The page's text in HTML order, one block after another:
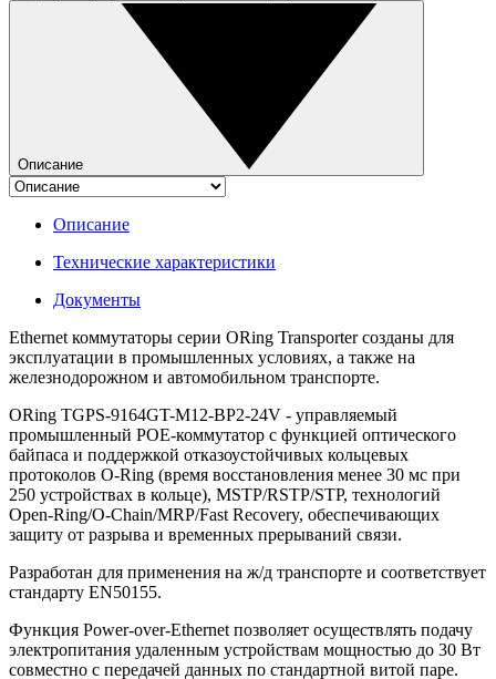
Описание
Описание
Технические характеристики
Документы
Ethernet коммутаторы серии ORing Transporter созданы для
эксплуатации в промышленных условиях, а также на
железнодорожном и автомобильном транспорте.
ORing TGPS-9164GT-M12-BP2-24V - управляемый
промышленный РОЕ-коммутатор c функцией оптического
байпаса и поддержкой отказоустойчивых кольцевых
протоколов O-Ring (время восстановления менее 30 мс при
250 устройствах в кольце), MSTP/RSTP/STP, технологий
Open-Ring/O-Chain/MRP/Fast Recovery, обеспечивающих
защиту от разрыва и временных прерываний связи.
Разработан для применения на ж/д транспорте и соответствует
стандарту EN50155.
Функция Power-over-Ethernet позволяет осуществлять подачу
электропитания удаленным устройствам мощностью до 30 Вт
совместно с передачей данных по стандартной витой паре.